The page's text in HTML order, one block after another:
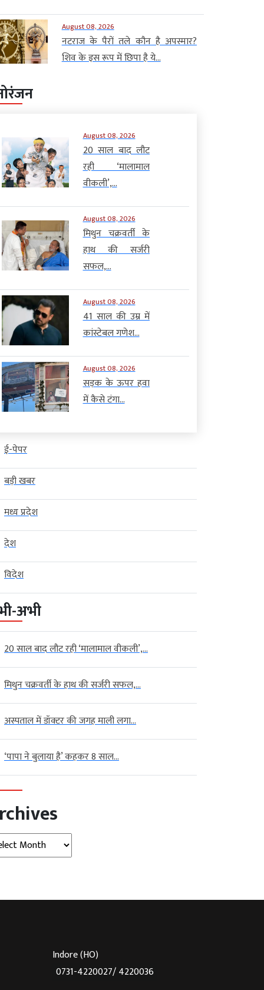
August 08, 2026
नटराज के पैरों तले कौन है अपस्मार?
शिव के इस रूप में छिपा है ये...
August 08, 2026
20 साल बाद लौट
रही ‘मालामाल
वीकली’,...
August 08, 2026
मिथुन चक्रवर्ती के
हाथ की सर्जरी
सफल,...
August 08, 2026
41 साल की उम्र में
कांस्टेबल गणेश...
August 08, 2026
सड़क के ऊपर हवा
में कैसे टंगा...
ई-पेपर
बड़ी खबर
मध्य प्रदेश
देश
विदेश
अभी
20 साल बाद लौट रही ‘मालामाल वीकली’,...
मिथुन चक्रवर्ती के हाथ की सर्जरी सफल,...
अस्पताल में डॉक्टर की जगह माली लगा...
‘पापा ने बुलाया है’ कहकर 8 साल...
Indore (HO)
0731-4220027/ 4220036